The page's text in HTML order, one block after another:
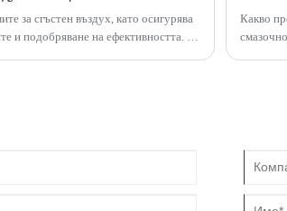
за сгъстен въздух, като осигурява
и подобряване на ефективността. В
Какво